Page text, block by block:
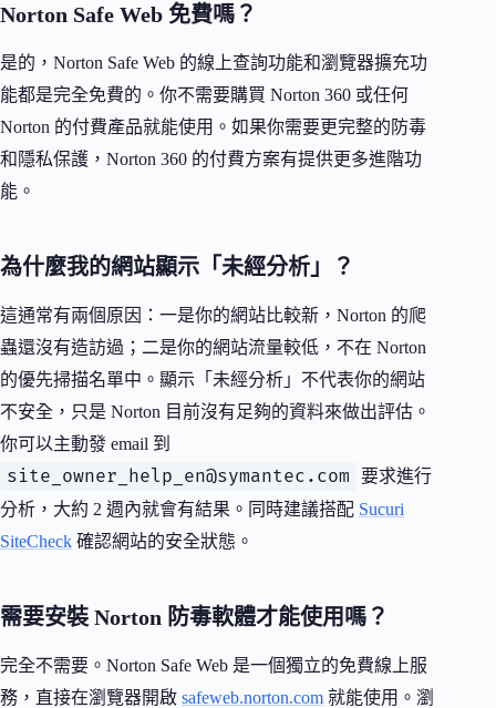
Norton Safe Web 免費嗎？
是的，Norton Safe Web 的線上查詢功能和瀏覽器擴充功
能都是完全免費的。你不需要購買 Norton 360 或任何
Norton 的付費產品就能使用。如果你需要更完整的防毒
和隱私保護，Norton 360 的付費方案有提供更多進階功
能。
為什麼我的網站顯示「未經分析」？
這通常有兩個原因：一是你的網站比較新，Norton 的爬
蟲還沒有造訪過；二是你的網站流量較低，不在 Norton
的優先掃描名單中。顯示「未經分析」不代表你的網站
不安全，只是 Norton 目前沒有足夠的資料來做出評估。
你可以主動發 email 到
site_owner_help_en@symantec.com
要求進行
分析，大約 2 週內就會有結果。同時建議搭配 Sucuri
SiteCheck 確認網站的安全狀態。
需要安裝 Norton 防毒軟體才能使用嗎？
完全不需要。Norton Safe Web 是一個獨立的免費線上服
務，直接在瀏覽器開啟 safeweb.norton.com 就能使用。瀏